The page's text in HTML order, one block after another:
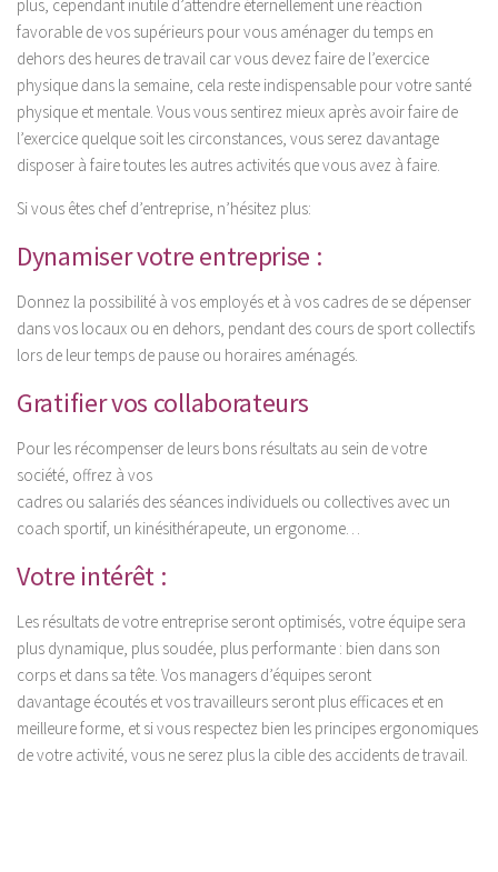
Taping
Accompagnement Pré et post natal
Massages du Monde
Nutrition
Physio Kiné Sport Santé
Pathologies
Rachialgies
Neurologie
Rhumatismes inflammatoires
Traumato du sport
Musculo-squelettiques
Tendinopathies
Fractures-Entorses
Luxations
Le Haut Niveau
Handi Sport & Handicap
Actu Santé
Bien-être & Santé
Sophrologie
plus, cependant inutile d’attendre éternellement une réaction
favorable de vos supérieurs pour vous aménager du temps en
dehors des heures de travail car vous devez faire de l’exercice
physique dans la semaine, cela reste indispensable pour votre santé
physique et mentale. Vous vous sentirez mieux après avoir faire de
l’exercice quelque soit les circonstances, vous serez davantage
disposer à faire toutes les autres activités que vous avez à faire.
Si vous êtes chef d’entreprise, n’hésitez plus:
Dynamiser votre entreprise :
Donnez la possibilité à vos employés et à vos cadres de se dépenser
dans vos locaux ou en dehors, pendant des cours de sport collectifs
lors de leur temps de pause ou horaires aménagés.
Gratifier vos collaborateurs
Pour les récompenser de leurs bons résultats au sein de votre
société, offrez à vos
cadres ou salariés des séances individuels ou collectives avec un
coach sportif, un kinésithérapeute, un ergonome…
Votre intérêt :
Les résultats de votre entreprise seront optimisés, votre équipe sera
plus dynamique, plus soudée, plus performante : bien dans son
corps et dans sa tête. Vos managers d’équipes seront
davantage écoutés et vos travailleurs seront plus efficaces et en
meilleure forme, et si vous respectez bien les principes ergonomiques
de votre activité, vous ne serez plus la cible des accidents de travail.